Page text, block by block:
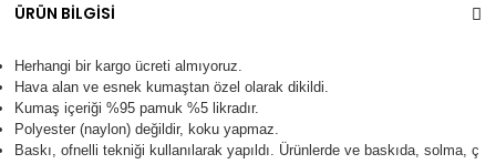
ÜRÜN BİLGİSİ
Herhangi bir kargo ücreti almıyoruz.
Hava alan ve esnek kumaştan özel olarak dikildi.
Kumaş içeriği %95 pamuk %5 likradır.
Polyester (naylon) değildir, koku yapmaz.
Baskı, ofnelli tekniği kullanılarak yapıldı. Ürünlerde ve baskıda, solma, ç